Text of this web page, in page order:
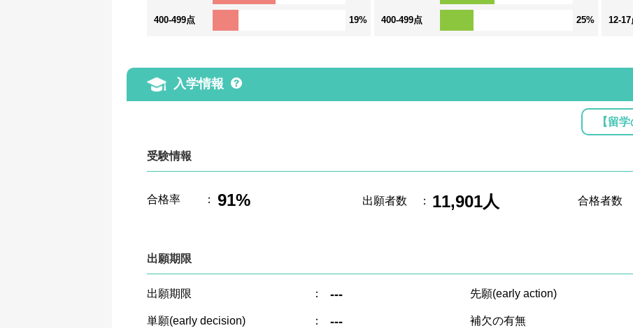
400-499点 19% 400-499点 25% 12-17
入学情報
【留
受験情報
合格率 ： 91% 出願者数 ： 11,901人 合格者数
出願期限
出願期限 ： --- 先願(early action)
単願(early decision) ： --- 補欠の有無